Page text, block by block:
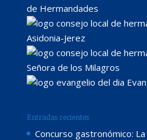
de Hermandades
Asidonia-Jerez
Señora de los Milagros
Entradas recientes
Concurso gastronómico: